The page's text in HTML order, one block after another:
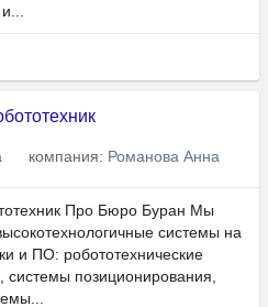
компания: Романова Анна
Про Бюро Буран Мы
системы на
и ПО: робототехнические
системы позиционирования,